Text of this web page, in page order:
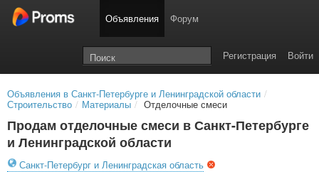
Объявления Форум
Войти
Регистрация
Объявления в Санкт-Петербурге и Ленинградской области /
Строительство / Материалы / Отделочные смеси
Продам отделочные смеси в Санкт-Петербурге
и Ленинградской области
Санкт-Петербург и Ленинградская область